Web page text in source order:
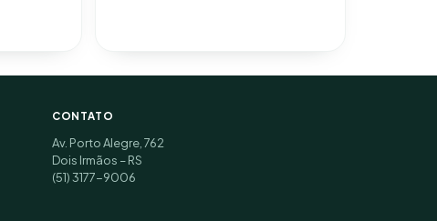
CONTATO
Av. Porto Alegre, 762
Dois Irmãos – RS
(51) 3177-9006